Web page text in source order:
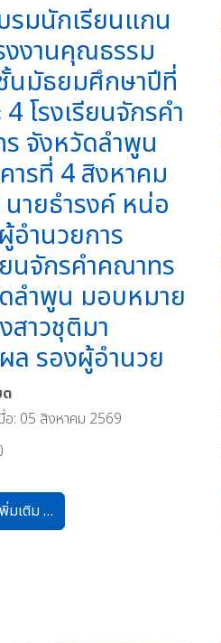
รมนักเรียนแกน
งงานคุณธรรม
นมัธยมศึกษาปีที่
4 โรงเรียนจักรคำ
จังหวัดลำพูน
ารที่ 4 สิงหาคม
ายธำรงค์ หน่อ
อำนวยการ
ยนจักรคำคณาทร
ลำพูน มอบหมาย
สาวชุติมา
ล รองผู้อํานวย
ด
อ: 05 สิงหาคม 2569
มเติม …